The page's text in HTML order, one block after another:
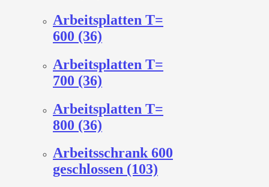
Arbeitsplatten T=
600 (36)
Arbeitsplatten T=
700 (36)
Arbeitsplatten T=
800 (36)
Arbeitsschrank 600
geschlossen (103)